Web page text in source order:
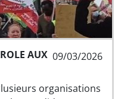
09/03/2026
AUX
organisations